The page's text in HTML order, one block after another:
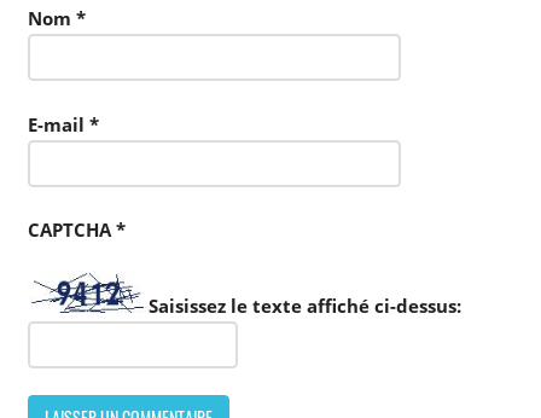
Nom *
E-mail *
CAPTCHA*
Saisissez le texte affiché ci-dessus: